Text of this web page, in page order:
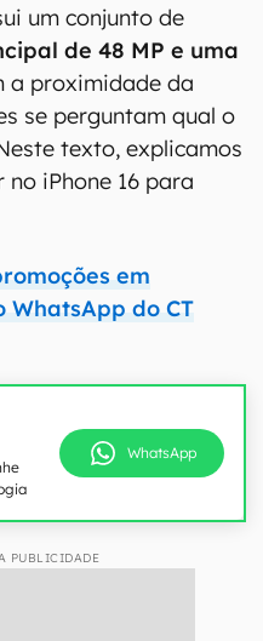
um conjunto de
de 48 MP e uma
a proximidade da
se perguntam qual o
texto, explicamos
iPhone 16 para
em
do CT
WhatsApp
PUBLICIDADE